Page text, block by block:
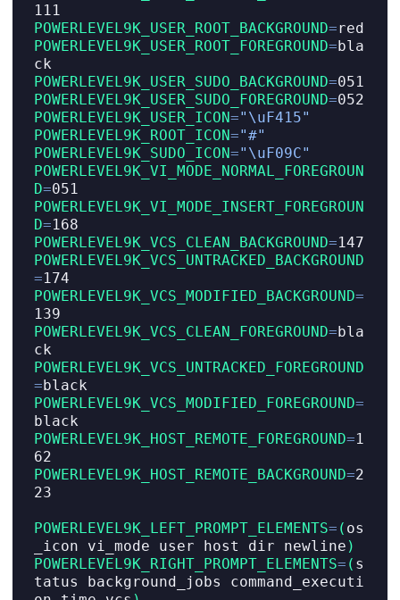
111
POWERLEVEL9K_USER_ROOT_BACKGROUND=red
POWERLEVEL9K_USER_ROOT_FOREGROUND=bla
ck
POWERLEVEL9K_USER_SUDO_BACKGROUND=051
POWERLEVEL9K_USER_SUDO_FOREGROUND=052
POWERLEVEL9K_USER_ICON="\uF415"
POWERLEVEL9K_ROOT_ICON="#"
POWERLEVEL9K_SUDO_ICON="\uF09C"
POWERLEVEL9K_VI_MODE_NORMAL_FOREGROUN
D=051
POWERLEVEL9K_VI_MODE_INSERT_FOREGROUN
D=168
POWERLEVEL9K_VCS_CLEAN_BACKGROUND=147
POWERLEVEL9K_VCS_UNTRACKED_BACKGROUND
=174
POWERLEVEL9K_VCS_MODIFIED_BACKGROUND=
139
POWERLEVEL9K_VCS_CLEAN_FOREGROUND=bla
ck
POWERLEVEL9K_VCS_UNTRACKED_FOREGROUND
=black
POWERLEVEL9K_VCS_MODIFIED_FOREGROUND=
black
POWERLEVEL9K_HOST_REMOTE_FOREGROUND=1
62
POWERLEVEL9K_HOST_REMOTE_BACKGROUND=2
23
POWERLEVEL9K_LEFT_PROMPT_ELEMENTS= ( os
_icon vi_mode user host dir newline )
POWERLEVEL9K_RIGHT_PROMPT_ELEMENTS= ( s
tatus background_jobs command_executi